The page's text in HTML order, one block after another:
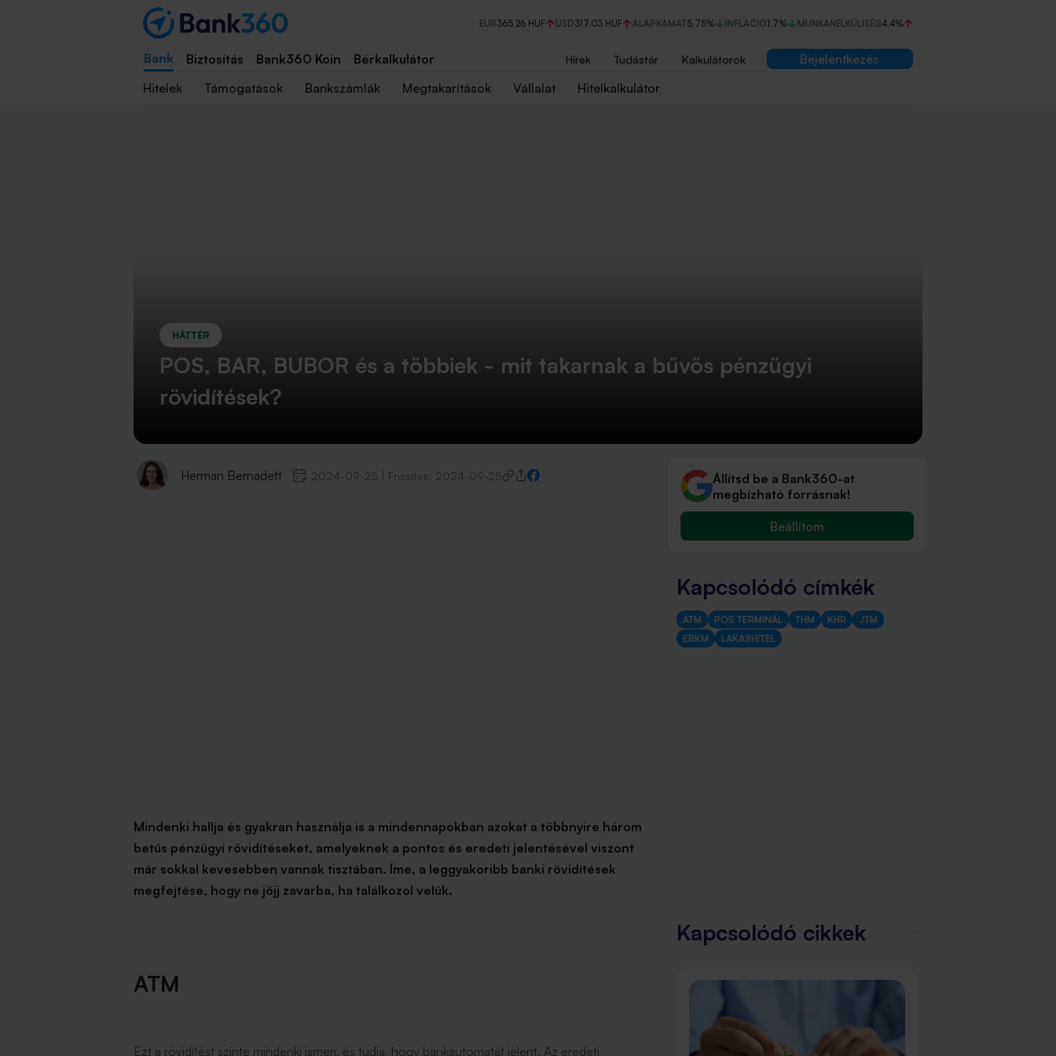
EUR365,26 HUF USD317,03 HUF ALAPKAMAT5,75% INFLÁCIÓ1,7% MUNKANÉLKÜLISÉG4,4%
Bank Biztosítás Bank360 Koin Bérkalkulátor Hírek Tudástár Kalkulátorok
Bejelentkezés
Hitelek
Támogatások Bankszámlák Megtakarítások Vállalat Hitelkalkulátor
HÁTTÉR
POS, BAR, BUBOR és a többiek - mit takarnak a bűvös pénzügyi
rövidítések?
Herman Bernadett 2024-09-25 Frissítve: 2024-09-25
Mindenki hallja és gyakran használja is a mindennapokban azokat a többnyire három
betűs pénzügyi rövidítéseket, amelyeknek a pontos és eredeti jelentésével viszont
már sokkal kevesebben vannak tisztában. Íme, a leggyakoribb banki rövidítések
megfejtése, hogy ne jöjj zavarba, ha találkozol velük.
ATM
Ezt a rövidítést szinte mindenki ismeri, és tudja, hogy bankautomatát jelent. Az eredeti
Állítsd be a Bank360-at
megbízható forrásnak!
Beállítom
Kapcsolódó címkék
ATM POS TERMINÁL THM KHR
JTM
EBKM
LAKÁSHITEL
Kapcsolódó cikkek